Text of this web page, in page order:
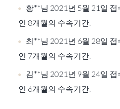
황**님 2021년 5월 21일
인 8개월의 수속기간.
최**님 2021년 6월 28일
인 7개월의 수속기간.
김**님 2021년 9월 24일
인 6개월의 수속기간.